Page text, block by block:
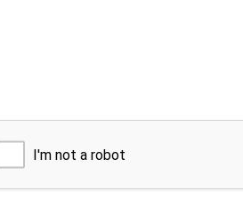
I'm not a robot